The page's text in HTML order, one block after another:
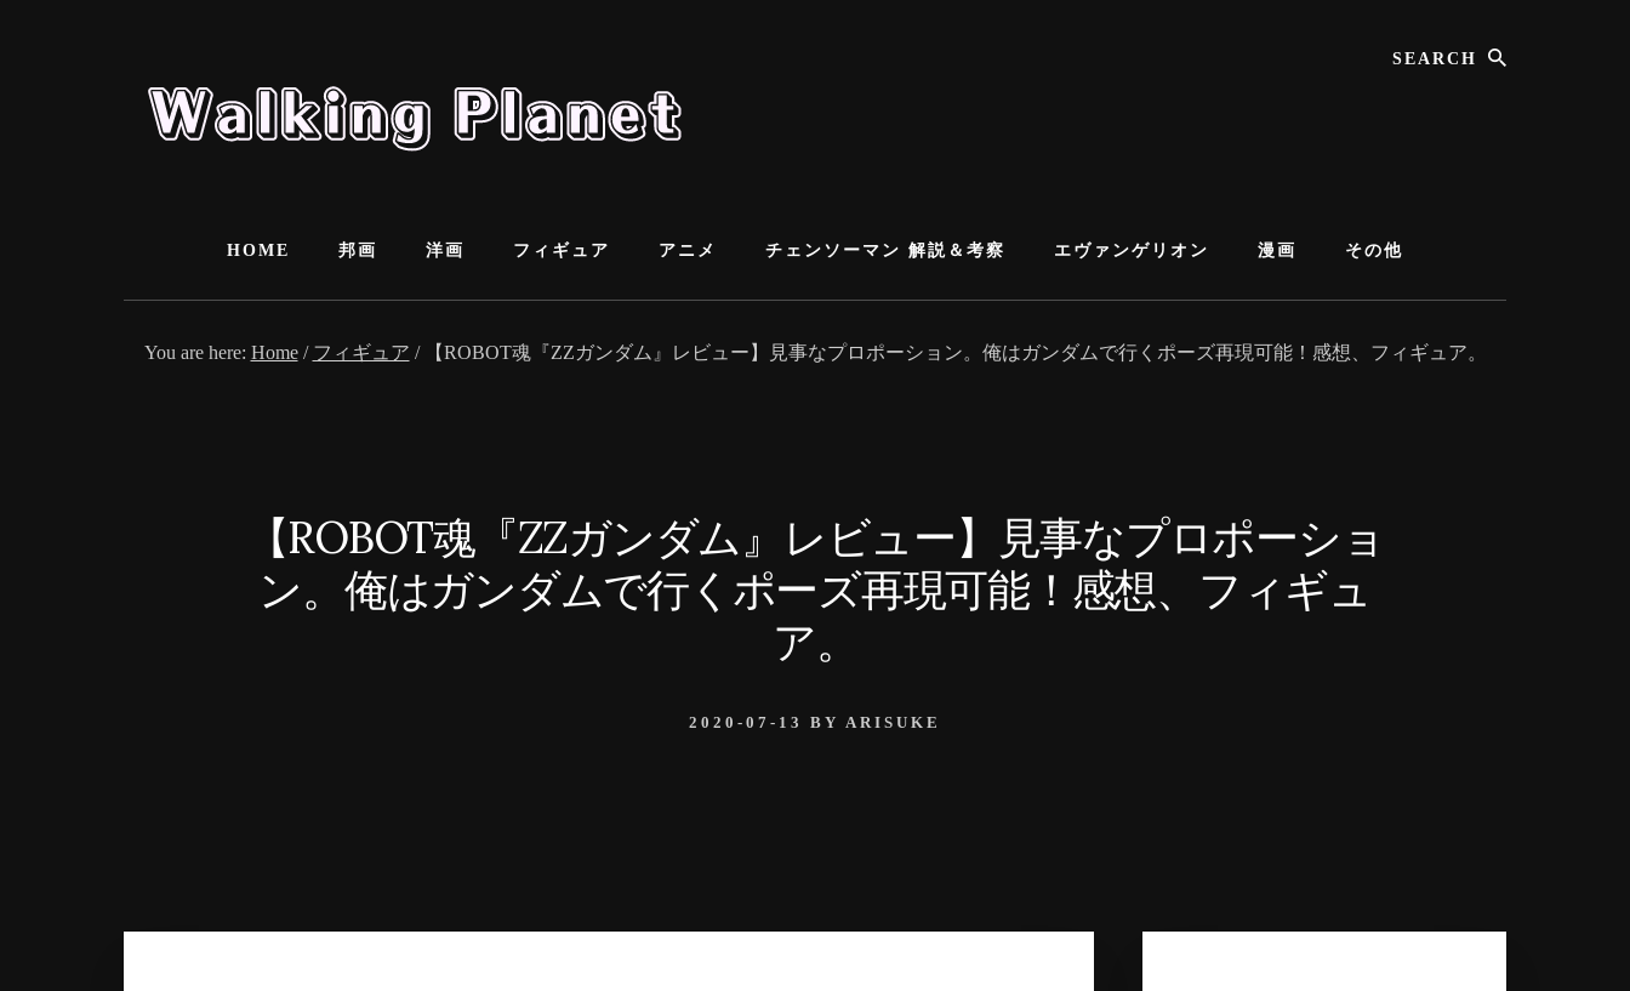
HOME 邦画 洋画 フィギュア アニメ チェンソーマン 解説＆考察 エヴァンゲリオン 漫画 その他
You are here: Home / フィギュア /【ROBOT魂『ZZガンダム』レビュー】見事なプロポーション。俺はガンダムで行くポーズ再現可能！感想、フィギュア。
【ROBOT魂『ZZガンダム』レビュー】見事なプロポーショ
ン。俺はガンダムで行くポーズ再現可能！感想、フィギュ
ア。
2020-07-13 BY ARISUKE